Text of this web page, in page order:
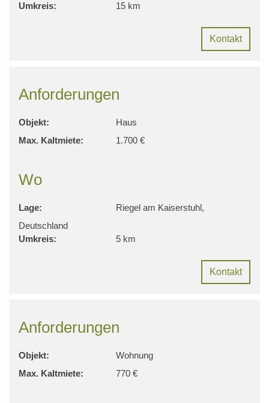
Umkreis:
15 km
Kontakt
Anforderungen
Objekt:
Haus
Max. Kaltmiete:
1.700 €
Wo
Lage:
Riegel am Kaiserstuhl,
Deutschland
Umkreis:
5 km
Kontakt
Anforderungen
Objekt:
Wohnung
Max. Kaltmiete:
770 €